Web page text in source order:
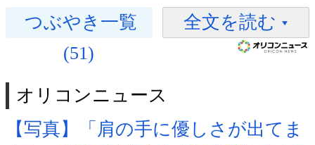
つぶやき一覧
(51)
全文を読む
オリコンニュース
【写真】「肩の手に優しさが出てま